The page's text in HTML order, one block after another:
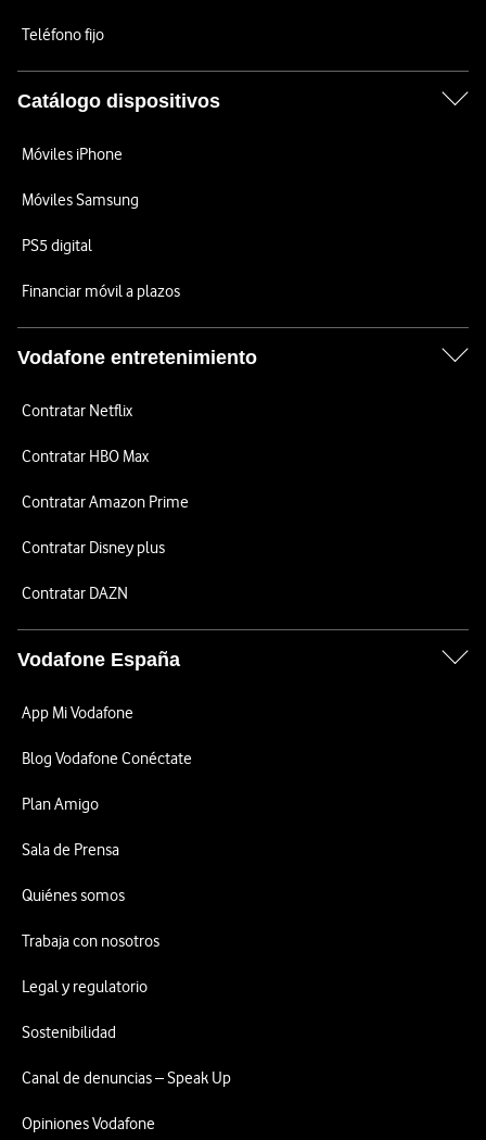
Teléfono fijo
Catálogo dispositivos
Móviles iPhone
Móviles Samsung
PS5 digital
Financiar móvil a plazos
Vodafone entretenimiento
Contratar Netflix
Contratar HBO Max
Contratar Amazon Prime
Contratar Disney plus
Contratar DAZN
Vodafone España
App Mi Vodafone
Blog Vodafone Conéctate
Plan Amigo
Sala de Prensa
Quiénes somos
Trabaja con nosotros
Legal y regulatorio
Sostenibilidad
Canal de denuncias – Speak Up
Opiniones Vodafone